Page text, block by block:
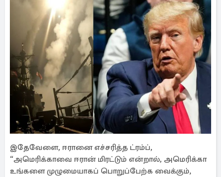
இதேவேளை, ஈரானை எச்சரித்த ட்ரம்ப்,
“அமெரிக்காவை ஈரான் மிரட்டும் என்றால், அமெரிக்கா
உங்களை முழுமையாகப் பொறுப்பேற்க வைக்கும்,